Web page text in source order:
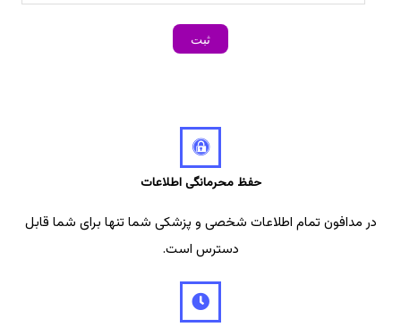
حفظ محرمانگی اطلاعات
در مدافون تمام اطلاعات شخصی و پزشکی شما تنها برای شما قابل
دسترس است.